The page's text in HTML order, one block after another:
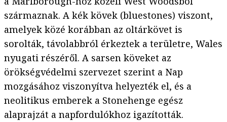
származnak. A kék kövek (bluestones) viszont,
amelyek közé korábban az oltárkövet is
sorolták, távolabbról érkeztek a területre, Wales
nyugati részéről. A sarsen köveket az
örökségvédelmi szervezet szerint a Nap
mozgásához viszonyítva helyezték el, és a
neolitikus emberek a Stonehenge egész
alaprajzát a napfordulókhoz igazították.